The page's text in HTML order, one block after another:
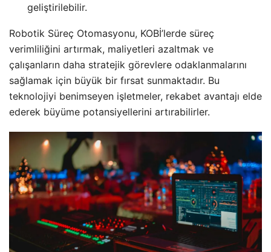
geliştirilebilir.
Robotik Süreç Otomasyonu, KOBİ’lerde süreç
verimliliğini artırmak, maliyetleri azaltmak ve
çalışanların daha stratejik görevlere odaklanmalarını
sağlamak için büyük bir fırsat sunmaktadır. Bu
teknolojiyi benimseyen işletmeler, rekabet avantajı elde
ederek büyüme potansiyellerini artırabilirler.